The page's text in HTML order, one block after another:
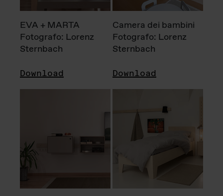
EVA + MARTA
Fotografo: Lorenz
Sternbach
Download
Camera dei bambini
Fotografo: Lorenz
Sternbach
Download